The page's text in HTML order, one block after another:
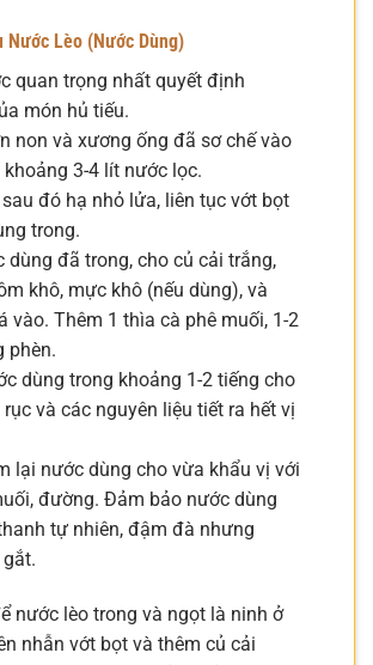
Nước Lèo (Nước Dùng)
quan trọng nhất quyết định
món hủ tiếu.
non và xương ống đã sơ chế vào
3-4 lít nước lọc.
đó hạ nhỏ lửa, liên tục vớt bọt
trong.
dùng đã trong, cho củ cải trắng,
khô, mực khô (nếu dùng), và
vào. Thêm 1 thìa cà phê muối, 1-2
phèn.
dùng trong khoảng 1-2 tiếng cho
và các nguyên liệu tiết ra hết vị
lại nước dùng cho vừa khẩu vị với
đường. Đảm bảo nước dùng
tự nhiên, đậm đà nhưng
nước lèo trong và ngọt là ninh ở
nhẫn vớt bọt và thêm củ cải